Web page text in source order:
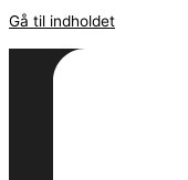
Gå til indholdet